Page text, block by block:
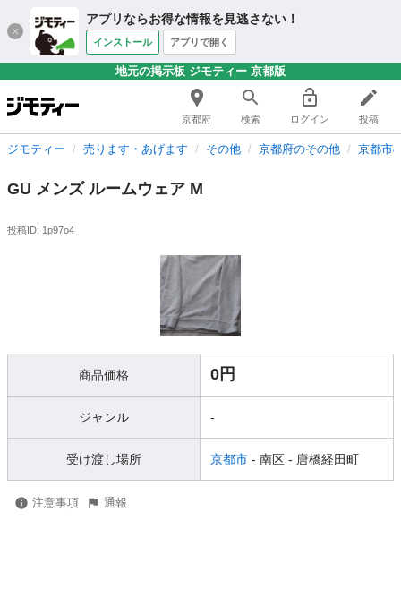
アプリならお得な情報を見逃さない！
インストール アプリで開く
地元の掲示板 ジモティー 京都版
京都府 検索 ログイン 投稿
ジモティー 売ります・あげます その他 京都府のその他 京都市
GU メンズ ルームウェア M
投稿ID: 1p97o4
商品価格 0円
ジャンル -
受け渡し場所 京都市 - 南区 - 唐橋経田町
注意事項 通報